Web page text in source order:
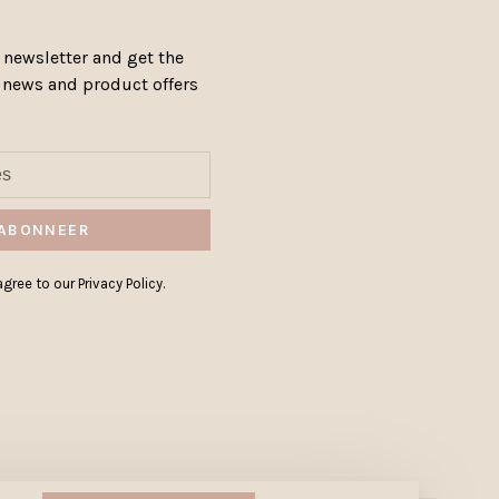
and get the
and product offers
to our Privacy Policy.